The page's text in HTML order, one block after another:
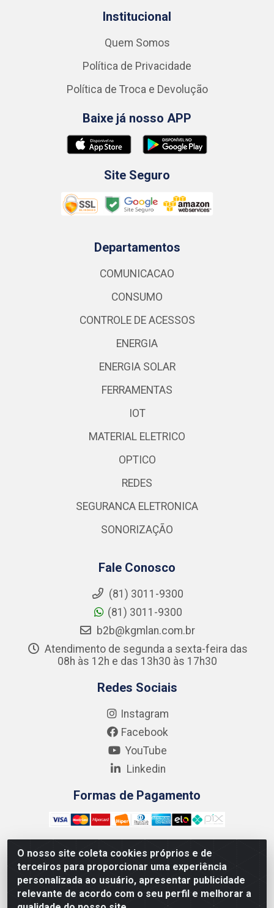
O nosso site coleta cookies próprios e de
terceiros para proporcionar uma experiência
personalizada ao usuário, apresentar publicidade
relevante de acordo com o seu perfil e melhorar a
Institucional
Quem Somos
Política de Privacidade
Política de Troca e Devolução
Baixe já nosso APP
Site Seguro
Departamentos
COMUNICACAO
CONSUMO
CONTROLE DE ACESSOS
ENERGIA
ENERGIA SOLAR
FERRAMENTAS
IOT
MATERIAL ELETRICO
OPTICO
REDES
SEGURANCA ELETRONICA
SONORIZAÇÃO
Fale Conosco
(81) 3011-9300
(81) 3011-9300
b2b@kgmlan.com.br
Atendimento de segunda a sexta-feira das
08h às 12h e das 13h30 às 17h30
Redes Sociais
Instagram
Facebook
YouTube
Linkedin
Formas de Pagamento
Kgmlan Distribuidora LTDA - CNPJ 18.217.682/0001-54 -
Rua Pedro de Barros Cavalcante, 58 - Bultrins, Olinda/PE
- CEP 53320-110